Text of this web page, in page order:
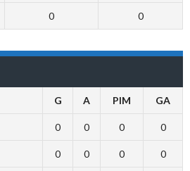
0 0
G A PIM GA
0 0 0 0
0 0 0 0